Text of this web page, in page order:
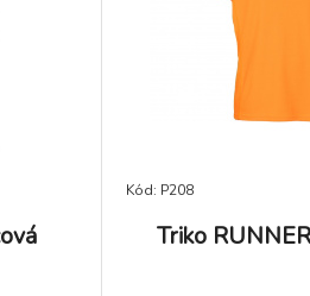
zip a
Kód: P208
Triko